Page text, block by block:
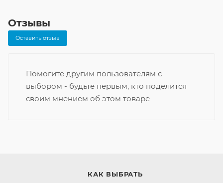
Отзывы
Оставить отзыв
Помогите другим пользователям с
выбором - будьте первым, кто поделится
своим мнением об этом товаре
КАК ВЫБРАТЬ